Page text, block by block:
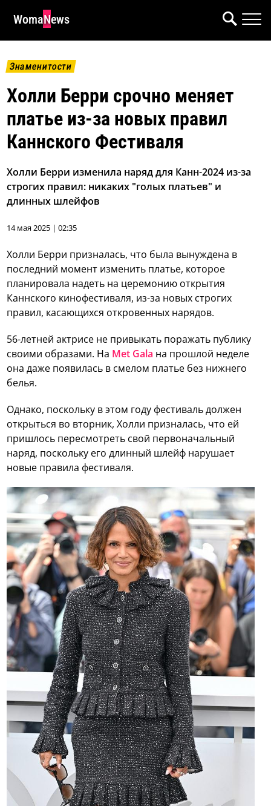
WomaNews
Знаменитости
Холли Берри срочно меняет
платье из-за новых правил
Каннского Фестиваля
Холли Берри изменила наряд для Канн-2024 из-за
строгих правил: никаких "голых платьев" и
длинных шлейфов
14 мая 2025 | 02:35
Холли Берри призналась, что была вынуждена в
последний момент изменить платье, которое
планировала надеть на церемонию открытия
Каннского кинофестиваля, из-за новых строгих
правил, касающихся откровенных нарядов.
56-летней актрисе не привыкать поражать публику
своими образами. На Met Gala на прошлой неделе
она даже появилась в смелом платье без нижнего
белья.
Однако, поскольку в этом году фестиваль должен
открыться во вторник, Холли призналась, что ей
пришлось пересмотреть свой первоначальный
наряд, поскольку его длинный шлейф нарушает
новые правила фестиваля.